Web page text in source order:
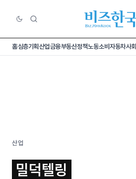
홈심층기획산업금융부동산정책노동소비 자동차사회
산업
밀덕텔링